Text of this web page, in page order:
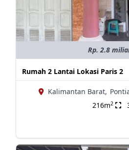
Rp. 2.8
Rumah 2 Lantai Lokasi Paris 2
Kalimantan Barat,
216m2